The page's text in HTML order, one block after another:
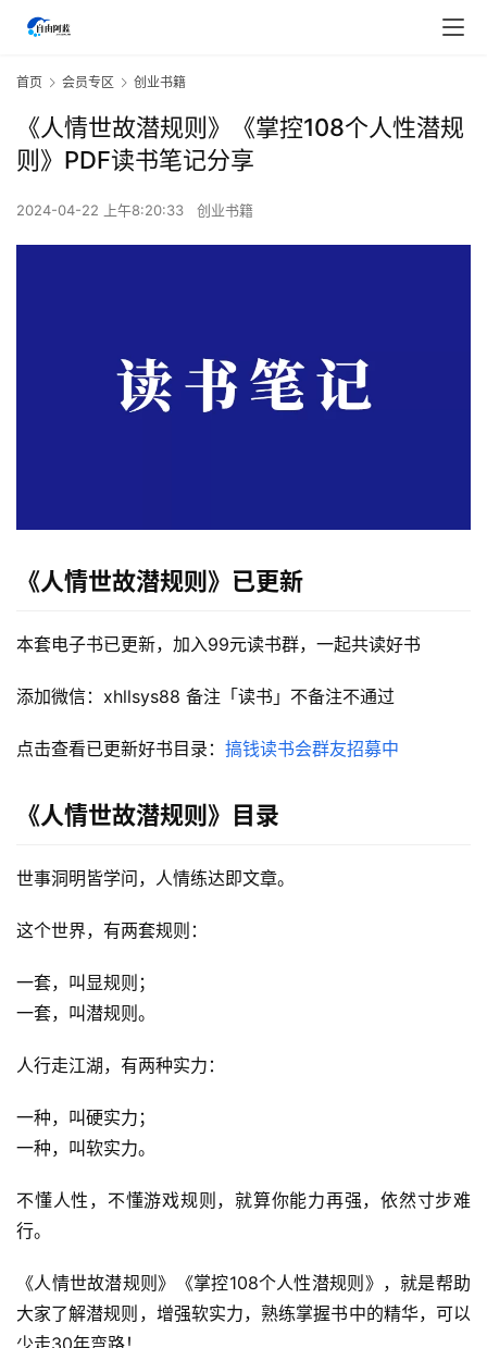
页
业
讯
眼
案
避
坑
首页 会员专区 创业书籍
《人情世故潜规则》《掌控108个人性潜规
则》PDF读书笔记分享
2024-04-22 上午8:20:33 创业书籍
《人情世故潜规则》 已更新
本套电子书已更新，加入99元读书群，一起共读好书
添加微信：xhllsys88 备注「读书」不备注不通过
点击查看已更新好书目录： 搞钱读书会群友招募中
《人情世故潜规则》目录
世事洞明皆学问，人情练达即文章。
这个世界，有两套规则：
一套，叫显规则；
一套，叫潜规则。
人行走江湖，有两种实力：
一种，叫硬实力；
一种，叫软实力。
不懂人性，不懂游戏规则，就算你能力再强，依然寸步难
行。
《人情世故潜规则》《掌控108个人性潜规则》，就是帮助
大家了解潜规则，增强软实力，熟练掌握书中的精华，可以